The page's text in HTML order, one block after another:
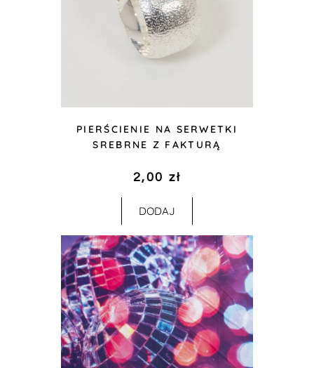
PIERŚCIENIE NA SERWETKI
SREBRNE Z FAKTURĄ
2,00zł
DODAJ